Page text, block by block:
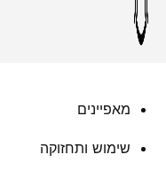
מאפיינים
שימוש ותחזוקה